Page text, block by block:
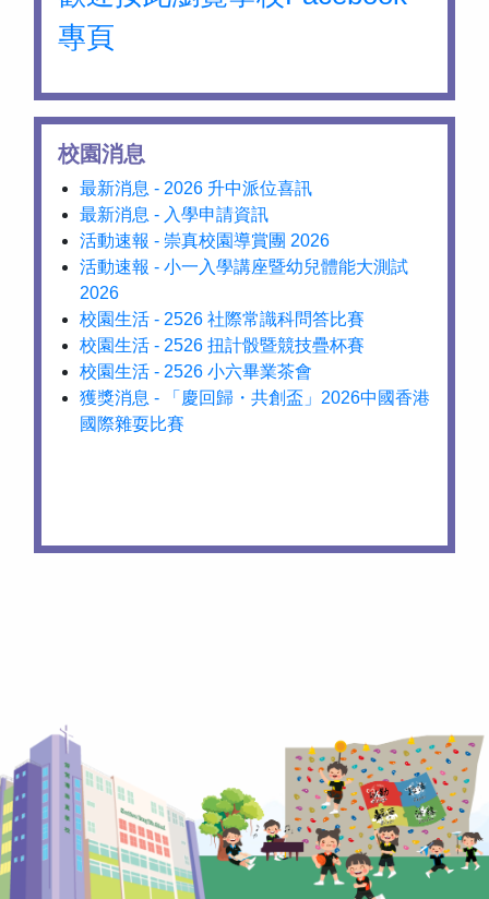
專頁
校園消息
最新消息 - 2026 升中派位喜訊
最新消息 - 入學申請資訊
活動速報 - 崇真校園導賞團 2026
活動速報 - 小一入學講座暨幼兒體能大測試
2026
校園生活 - 2526 社際常識科問答比賽
校園生活 - 2526 扭計骰暨競技疊杯賽
校園生活 - 2526 小六畢業茶會
獲獎消息 - 「慶回歸・共創盃」2026中國香港
國際雜耍比賽